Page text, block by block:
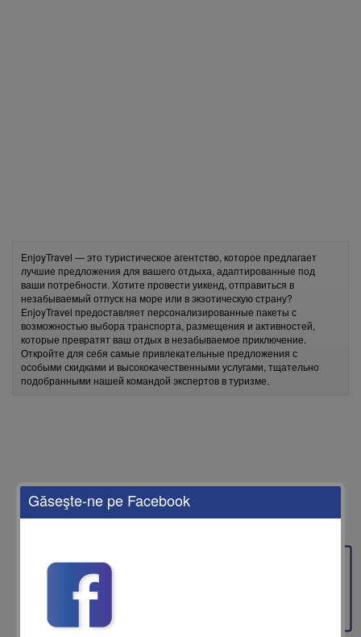
EnjoyTravel — это туристическое агентство, которое предлагает
лучшие предложения для вашего отдыха, адаптированные под
ваши потребности. Хотите провести уикенд, отправиться в
незабываемый отпуск на море или в экзотическую страну?
EnjoyTravel предоставляет персонализированные пакеты с
возможностью выбора транспорта, размещения и активностей,
которые превратят ваш отдых в незабываемое приключение.
Откройте для себя самые привлекательные предложения с
особыми скидками и высококачественными услугами, тщательно
подобранными нашей командой экспертов в туризме.
Găseşte-ne pe Facebook